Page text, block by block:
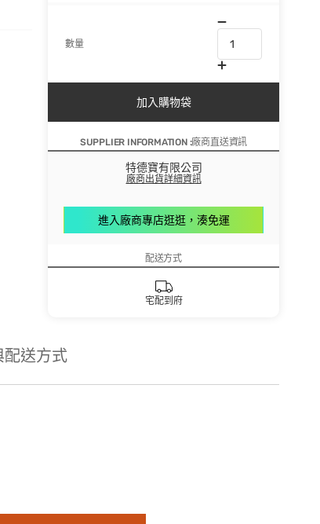
數量
加入購物袋
SUPPLIER INFORMATION :廠商直送資訊
特德寶有限公司
廠商出貨詳細資訊
進入廠商專店逛逛，湊免運
配送方式
宅配到府
配送方式